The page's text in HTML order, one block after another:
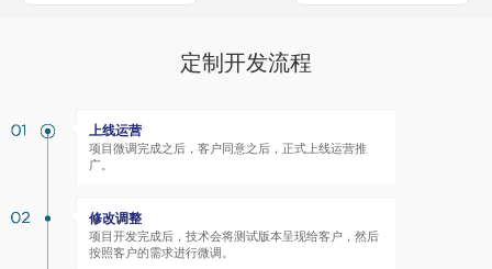
定制开发流程
上线运营
项目微调完成之后，客户同意之后，正式上线运营推
广。
修改调整
项目开发完成后，技术会将测试版本呈现给客户，然后
按照客户的需求进行微调。